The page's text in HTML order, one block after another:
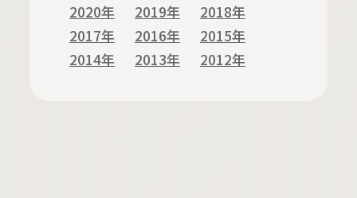
2020年
2019年
2018年
2017年
2016年
2015年
2014年
2013年 2012年